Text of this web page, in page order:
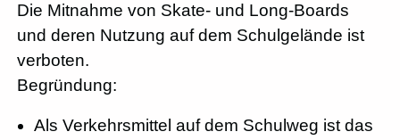
Die Mitnahme von Skate- und Long-Boards
und deren Nutzung auf dem Schulgelände ist
verboten.
Begründung:
Als Verkehrsmittel auf dem Schulweg ist das